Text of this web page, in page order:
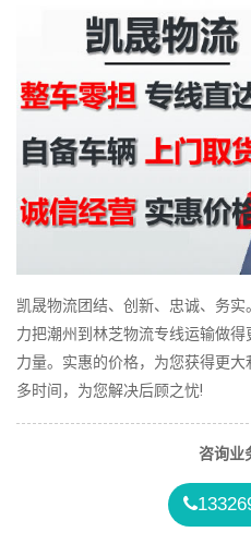
凯晟物流团结、创新、忠诚、务
力把潮州到林芝物流专线运输做
力量。实惠的价格，为您获得更
多时间，为您解决后顾之忧!
咨询业